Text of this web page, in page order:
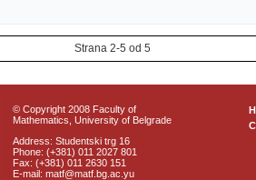
Strana 2-5 od 5
© Copyright 2008 Faculty of
Mathematics, University of Belgrade
Address: Studentski trg 16
Phone: (+381) 011 2027 801
Fax: (+381) 011 2630 151
E-mail: matf@matf.bg.ac.yu